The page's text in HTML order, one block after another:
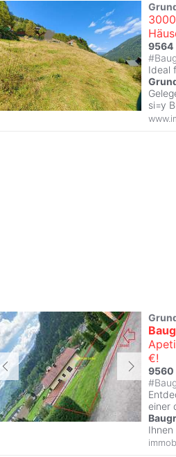
9564
#
Ideal
si=y
€!
9560
#
einer